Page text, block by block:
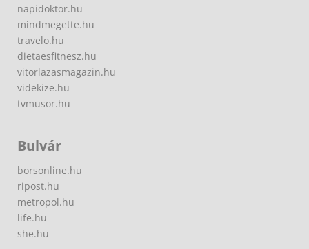
napidoktor.hu
mindmegette.hu
travelo.hu
dietaesfitnesz.hu
vitorlazasmagazin.hu
videkize.hu
tvmusor.hu
Bulvár
borsonline.hu
ripost.hu
metropol.hu
life.hu
she.hu